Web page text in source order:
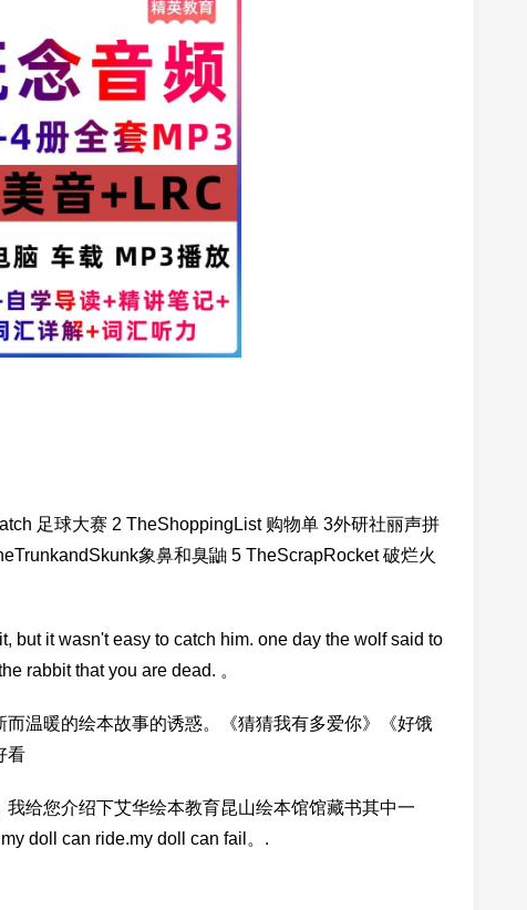
足球大赛 2 TheShoppingList 购物单 3外研社丽声拼
象鼻和臭鼬 5 TheScrapRocket 破烂火
but it wasn't easy to catch him. one day the wolf said to
rabbit that you are dead. 。
温暖的绘本故事的诱惑。《猜猜我有多爱你》《好饿
看
给您介绍下艾华绘本教育昆山绘本馆馆藏书其中一
doll can ride.my doll can fail。.